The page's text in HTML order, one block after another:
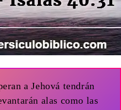
a Jehová tendrán
alas como las